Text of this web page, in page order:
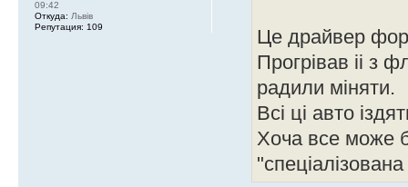
Це драйвер
Прогрiвав ii з
радили мiняти.
Всi цi авто
Хоча все може
09:42
Откуда: Львів
Репутация: 109